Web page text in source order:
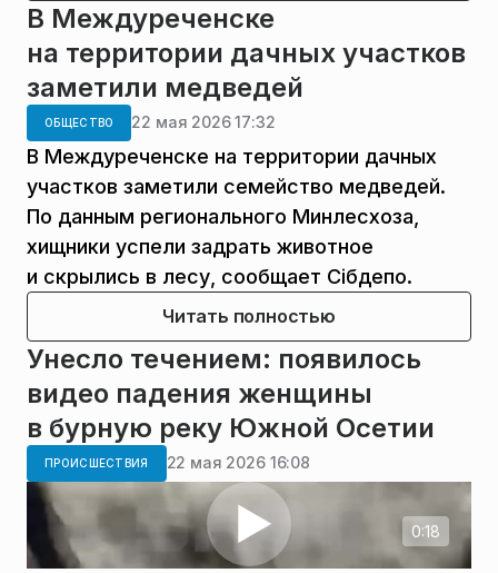
В Междуреченске
на территории дачных участков
заметили медведей
ОБЩЕСТВО 22 мая 2026 17:32
В Междуреченске на территории дачных
участков заметили семейство медведей.
По данным регионального Минлесхоза,
хищники успели задрать животное
и скрылись в лесу, сообщает Сiбдепо.
Читать полностью
Унесло течением: появилось
видео падения женщины
в бурную реку Южной Осетии
ПРОИСШЕСТВИЯ 22 мая 2026 16:08
0:18